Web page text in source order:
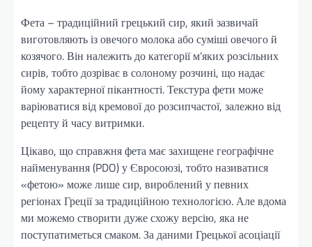
Фета – традиційний грецький сир, який зазвичай
виготовляють із овечого молока або суміші овечого й
козячого. Він належить до категорії м’яких розсільних
сирів, тобто дозріває в солоному розчині, що надає
йому характерної пікантності. Текстура фети може
варіюватися від кремової до розсипчастої, залежно від
рецепту й часу витримки.
Цікаво, що справжня фета має захищене географічне
найменування (PDO) у Євросоюзі, тобто називатися
«фетою» може лише сир, вироблений у певних
регіонах Греції за традиційною технологією. Але вдома
ми можемо створити дуже схожу версію, яка не
поступатиметься смаком. За даними Грецької асоціації